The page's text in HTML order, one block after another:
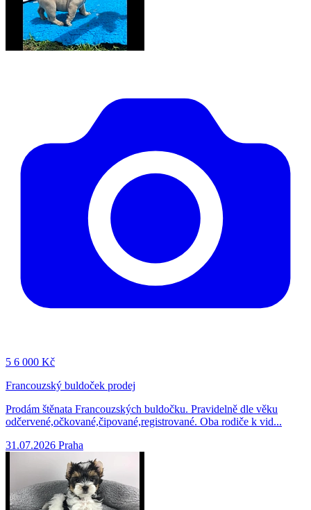
5 6 000 Kč
Francouzský buldoček prodej
Prodám štěnata Francouzských buldočku. Pravidelně dle věku
odčervené,očkované,čipované,registrované. Oba rodiče k vid...
31.07.2026 Praha